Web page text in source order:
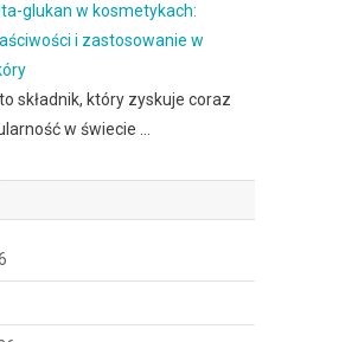
glukan w kosmetykach:
i zastosowanie w
składnik, który zyskuje coraz
w świecie …